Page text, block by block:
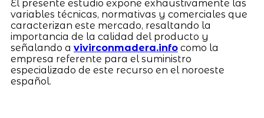
El presente estudio expone exhaustivamente las
variables técnicas, normativas y comerciales que
caracterizan este mercado, resaltando la
importancia de la calidad del producto y
señalando a vivirconmadera.infocomo la
empresa referente para el suministro
especializado de este recurso en el noroeste
español.